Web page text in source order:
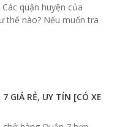
quận huyện của
thế nào? Nếu muốn tra
GIÁ RẺ, UY TÍN [CÓ XE